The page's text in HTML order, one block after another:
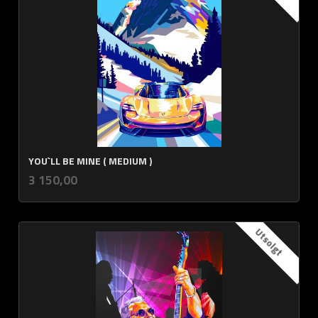
YOU`LL BE MINE ( MEDIUM )
Pris
3 150,00mva.
Utsolgt